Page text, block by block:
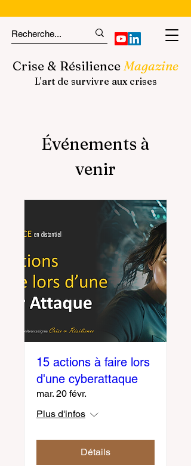
Crise & Résilience Magazine
L'art de survivre aux crises
Événements à
venir
15 actions à faire lors
d'une cyberattaque
mar. 20 févr.
Plus d'infos
Détails